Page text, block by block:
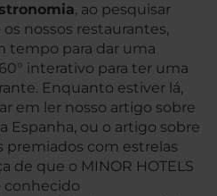
, ao pesquisar
nossos restaurantes,
tempo para dar uma
interativo para ter uma
Enquanto estiver lá,
em ler nosso artigo sobre
Espanha, ou o artigo sobre
premiados com estrelas
de que o MINOR HOTELS
conhecido